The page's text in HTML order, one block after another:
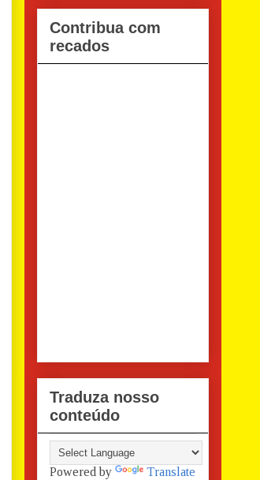
Contribua com
recados
Traduza nosso
conteúdo
Powered by Translate